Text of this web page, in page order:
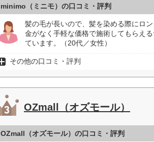
minimo（ミニモ）の口コミ・評判
髪の毛が長いので、髪を染める際にロ
金がなく手軽な価格で施術してもらえ
ています。（20代／女性）
その他の口コミ・評判
OZmall（オズモール）
OZmall（オズモール）の口コミ・評判